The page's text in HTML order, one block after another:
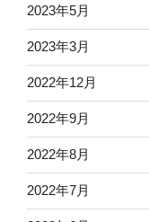
2023年5月
2023年3月
2022年12月
2022年9月
2022年8月
2022年7月